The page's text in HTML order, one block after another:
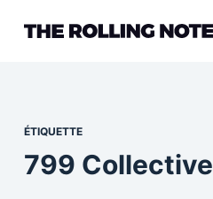
ÉTIQUETTE
799 Collective